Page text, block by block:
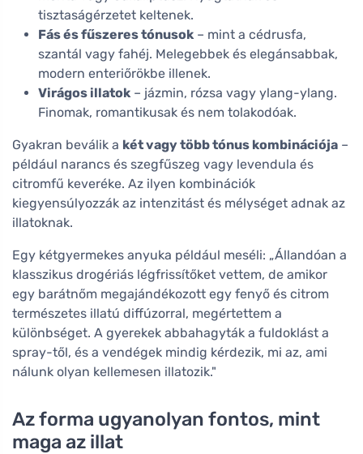
tisztaságérzetet keltenek.
Fás és fűszeres tónusok – mint a cédrusfa,
szantál vagy fahéj. Melegebbek és elegánsabbak,
modern enteriőrökbe illenek.
Virágos illatok – jázmin, rózsa vagy ylang-ylang.
Finomak, romantikusak és nem tolakodóak.
Gyakran beválik a két vagy több tónus kombinációja –
például narancs és szegfűszeg vagy levendula és
citromfű keveréke. Az ilyen kombinációk
kiegyensúlyozzák az intenzitást és mélységet adnak az
illatoknak.
Egy kétgyermekes anyuka például meséli: „Állandóan a
klasszikus drogériás légfrissítőket vettem, de amikor
egy barátnőm megajándékozott egy fenyő és citrom
természetes illatú diffúzorral, megértettem a
különbséget. A gyerekek abbahagyták a fuldoklást a
spray-től, és a vendégek mindig kérdezik, mi az, ami
nálunk olyan kellemesen illatozik."
Az forma ugyanolyan fontos, mint
maga az illat